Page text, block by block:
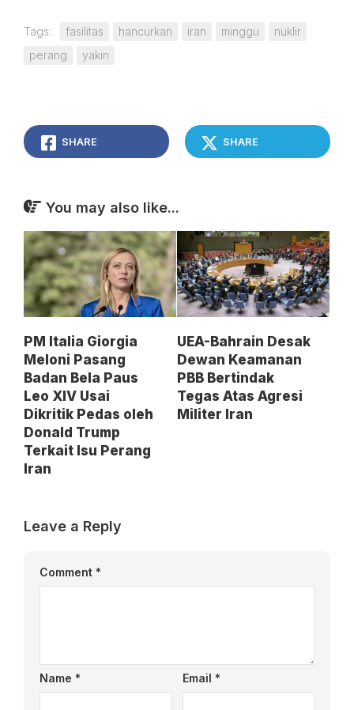
Tags: fasilitas hancurkan iran minggu
nuklir
perang
yakin
SHARE SHARE
You may also like...
PM Italia Giorgia
Meloni Pasang
Badan Bela Paus
Leo XIV Usai
Dikritik Pedas oleh
Donald Trump
Terkait Isu Perang
Iran
UEA-Bahrain Desak
Dewan Keamanan
PBB Bertindak
Tegas Atas Agresi
Militer Iran
Leave a Reply
Comment *
Name * Email *